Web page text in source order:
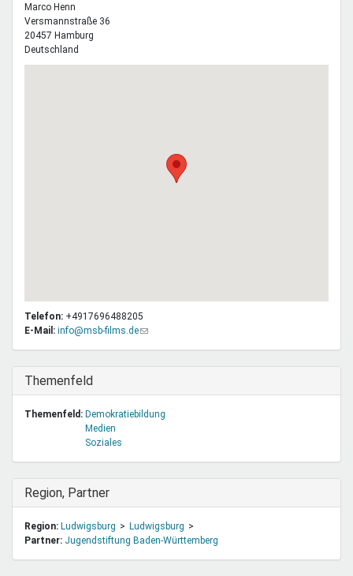
Marco Henn
Versmannstraße 36
20457 Hamburg
Deutschland
Telefon: +4917696488205
E-Mail: info@msb-films.de(Link
Ausblenden
Themenfeld
Themenfeld: Demokratiebildung
Medien
Soziales
Ausblenden
Region, Partner
Region: Ludwigsburg
Ludwigsburg
Partner: Jugendstiftung Baden-Württemberg